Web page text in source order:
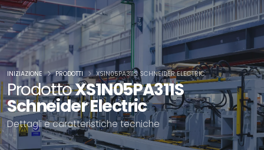
ProdottoXS1N05PA311S
Schneider Electric
Dettagli e caratteristiche tecniche
INIZIAZIONE PRODOTTI XS1N05PA311S SCHNEIDER ELECTRIC